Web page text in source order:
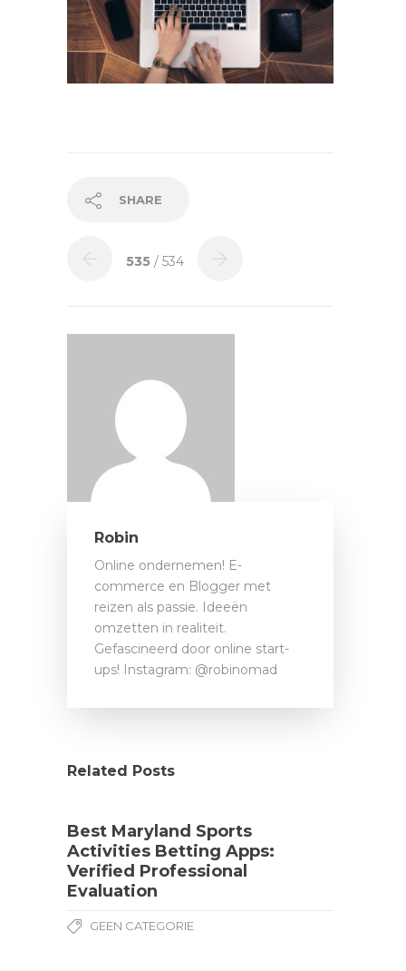
SHARE
535 / 534
Robin
Online ondernemen! E-
commerce en Blogger met
reizen als passie. Ideeën
omzetten in realiteit.
Gefascineerd door online start-
ups! Instagram: @robinomad
Related Posts
Best Maryland Sports
Activities Betting Apps:
Verified Professional
Evaluation
GEEN CATEGORIE